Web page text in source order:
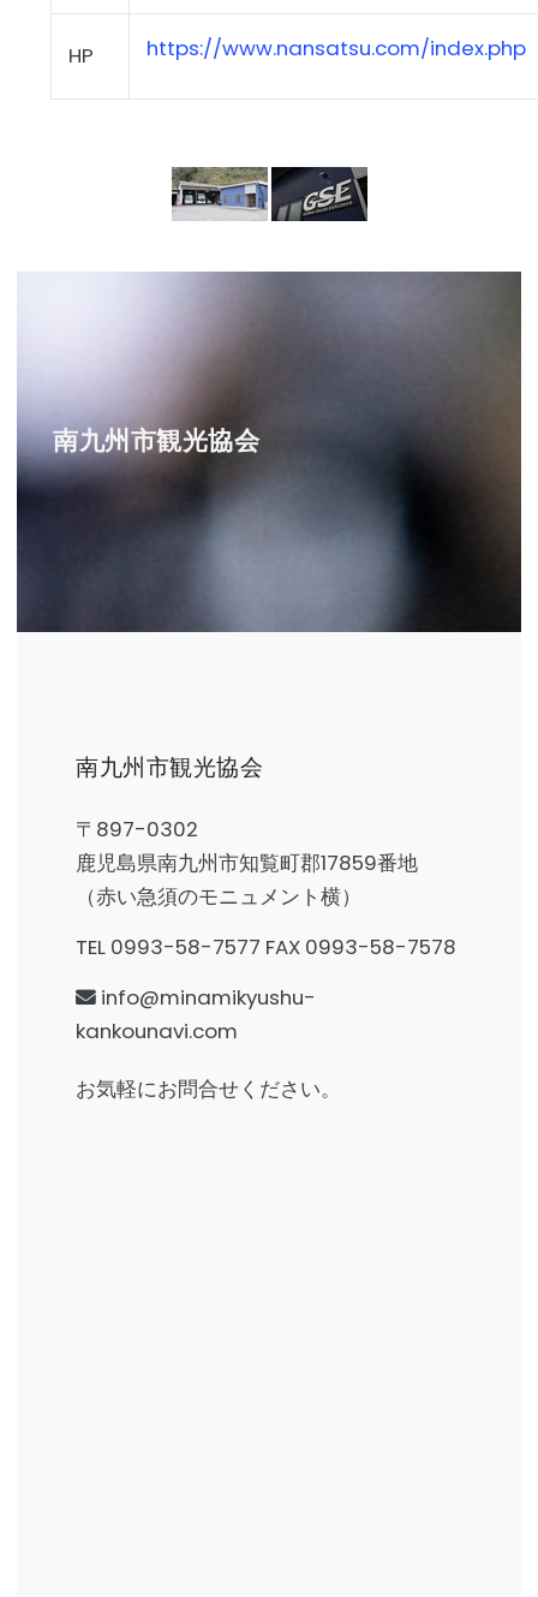
HP https://www.nansatsu.com/index.php
南九州市観光協会
南九州市観光協会
〒897-0302
鹿児島県南九州市知覧町郡17859番地
（赤い急須のモニュメント横）
TEL 0993-58-7577 FAX 0993-58-7578
info@minamikyushu-
kankounavi.com
お気軽にお問合せください。